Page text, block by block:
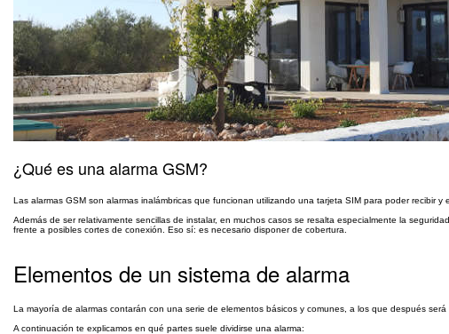
¿Qué es una alarma GSM?
Las alarmas GSM son alarmas inalámbricas que funcionan utilizando una tarjeta SIM para poder recibir y
Además de ser relativamente sencillas de instalar, en muchos casos se resalta especialmente la
frente a posibles cortes de conexión. Eso sí: es necesario disponer de cobertura.
Elementos de un sistema de alarma
La mayoría de alarmas contarán con una serie de elementos básicos y comunes, a los que después será
A continuación te explicamos en qué partes suele dividirse una alarma: